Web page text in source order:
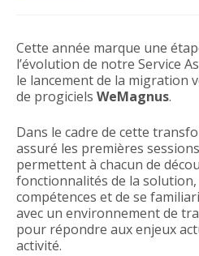
Cette année marque une
l’évolution de notre Service
le lancement de la migration
de progiciels WeMagnus.
Dans le cadre de cette
assuré les premières
permettent à chacun de
fonctionnalités de la solution,
compétences et de se
avec un environnement de
pour répondre aux enjeux
activité.